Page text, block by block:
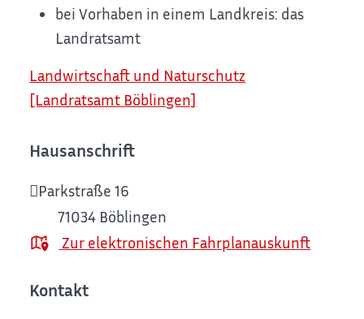
bei Vorhaben in einem Landkreis: das
Landratsamt
Landwirtschaft und Naturschutz
[Landratsamt Böblingen]
Hausanschrift
Parkstraße 16
71034 Böblingen
Zur elektronischen Fahrplanauskunft
Kontakt